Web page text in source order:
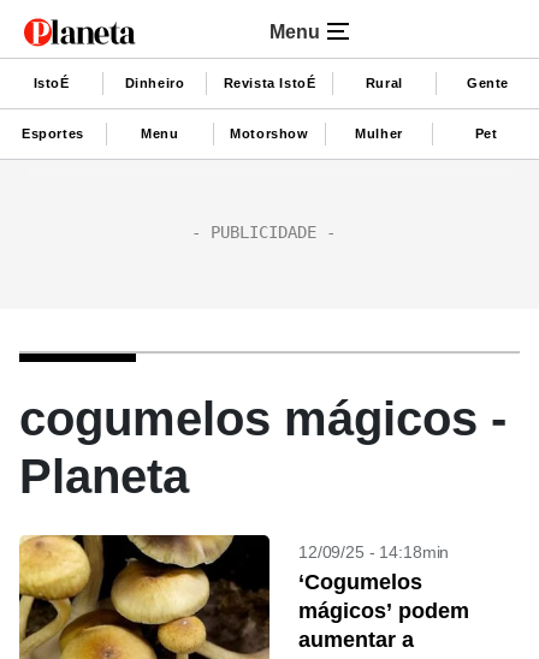
Menu
IstoÉ Dinheiro Revista IstoÉ Rural Gente
Esportes Menu Motorshow Mulher Pet
cogumelos mágicos -
Planeta
12/09/25 - 14:18min
‘Cogumelos
mágicos’ podem
aumentar a